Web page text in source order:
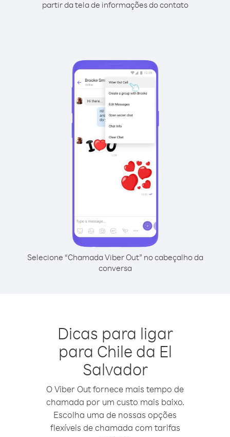
partir da tela de informações do contato
Selecione “Chamada Viber Out” no cabeçalho da
conversa
Dicas para ligar
para Chile da El
Salvador
O Viber Out fornece mais tempo de
chamada por um custo mais baixo.
Escolha uma de nossas opções
flexíveis de chamada com tarifas